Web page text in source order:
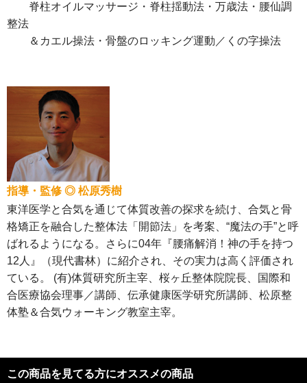
脊柱オイルマッサージ・脊柱揺動法・万歳法・腰仙調
整法
＆カエル操法・骨盤のロッキング運動／くの字操法
指導・監修 ◎ 松原秀樹
東洋医学と合気を通じて体質改善の探求を続け、合気と骨
格矯正を融合した整体法「開節法」を考案、“魔法の手”と呼
ばれるようになる。さらに04年『腰痛解消！神の手を持つ
12人』（現代書林）に紹介され、その実力は高く評価され
ている。 (有)体質研究所主宰、桜ヶ丘整体院院長、国際和
合医療協会理事／講師、伝承健康医学研究所講師、松原整
体塾＆合気ウォーキング教室主宰。
この商品を見てる方にオススメの商品